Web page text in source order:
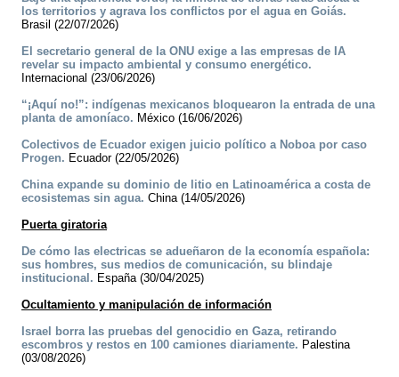
los territorios y agrava los conflictos por el agua en Goiás.
Brasil (22/07/2026)
El secretario general de la ONU exige a las empresas de IA
revelar su impacto ambiental y consumo energético.
Internacional (23/06/2026)
“¡Aquí no!”: indígenas mexicanos bloquearon la entrada de una
planta de amoníaco. México (16/06/2026)
Colectivos de Ecuador exigen juicio político a Noboa por caso
Progen. Ecuador (22/05/2026)
China expande su dominio de litio en Latinoamérica a costa de
ecosistemas sin agua. China (14/05/2026)
Puerta giratoria
De cómo las electricas se adueñaron de la economía española:
sus hombres, sus medios de comunicación, su blindaje
institucional. España (30/04/2025)
Ocultamiento y manipulación de información
Israel borra las pruebas del genocidio en Gaza, retirando
escombros y restos en 100 camiones diariamente. Palestina
(03/08/2026)